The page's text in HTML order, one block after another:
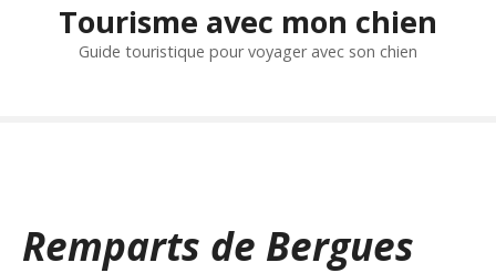
Tourisme avec mon chien
Guide touristique pour voyager avec son chien
Remparts de Bergues